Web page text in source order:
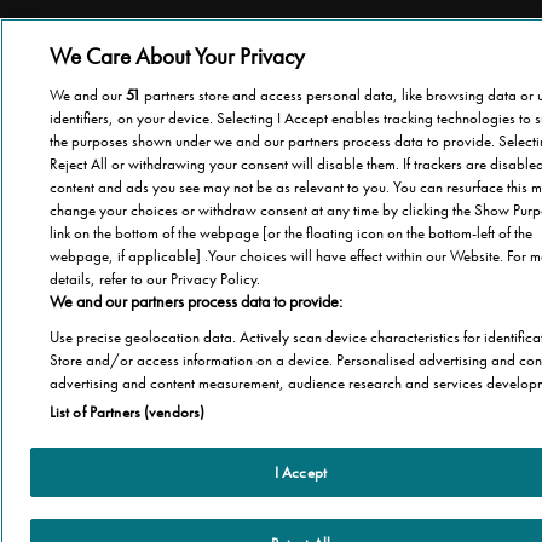
Stannah Racconta
Stannah sito
We Care About Your Privacy
We and our51 partners store and access personal data, like browsing data or
identifiers, on your device. Selecting I Accept enables tracking technologies to
the purposes shown under we and our partners process data to provide.
Reject All or withdrawing your consent will disable them. If trackers are
content and ads you see may not be as relevant to you. You can resurface this
change your choices or withdraw consent at any time by clicking the Show
link on the bottom of the webpage [or the floating icon on the bottom-left of the
webpage, if applicable] .Your choices will have effect within our Website. For
details, refer to our Privacy Policy.
We and our partners process data to provide:
Use precise geolocation data. Actively scan device characteristics for
Store and/or access information on a device. Personalised advertising and
advertising and content measurement, audience research and services
List of Partners (vendors)
I Accept